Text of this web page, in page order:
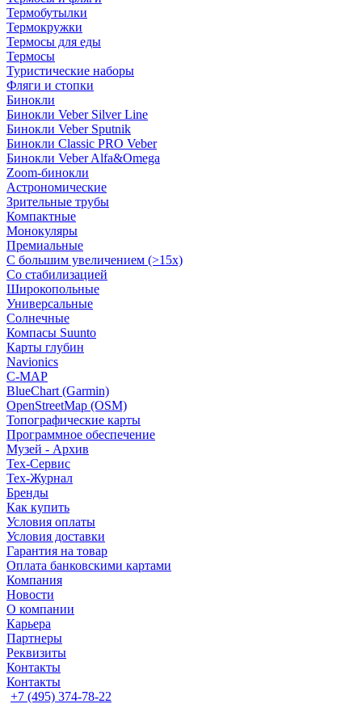
Термобутылки
Термокружки
Термосы для еды
Термосы
Туристические наборы
Фляги и стопки
Бинокли
Бинокли Veber Silver Line
Бинокли Veber Sputnik
Бинокли Classic PRO Veber
Бинокли Veber Alfa&Omega
Zoom-бинокли
Астрономические
Зрительные трубы
Компактные
Монокуляры
Премиальные
С большим увеличением (>15x)
Со стабилизацией
Широкопольные
Универсальные
Солнечные
Компасы Suunto
Карты глубин
Navionics
C-MAP
BlueChart (Garmin)
OpenStreetMap (OSM)
Топографические карты
Программное обеспечение
Музей - Архив
Tex-Сервис
Тех-Журнал
Бренды
Как купить
Условия оплаты
Условия доставки
Гарантия на товар
Оплата банковскими картами
Компания
Новости
О компании
Карьера
Партнеры
Реквизиты
Контакты
Контакты
+7 (495) 374-78-22